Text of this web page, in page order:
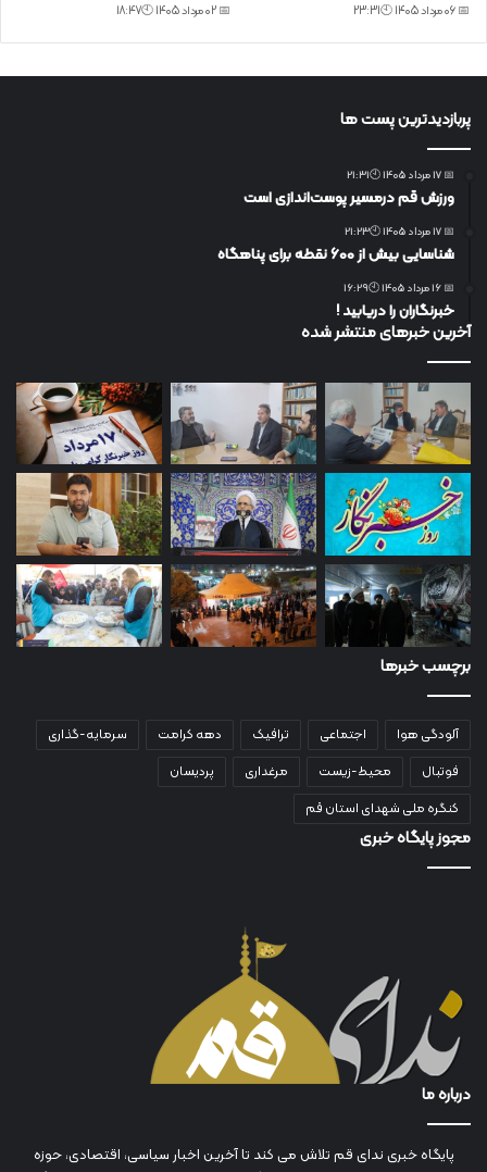
📅 06 مرداد 1405 🕙23:31 📅 02 مرداد 1405 🕙18:47
پربازدیدترین پست ها
📅 17 مرداد 1405 🕙21:31
ورزش قم درمسیر پوست‌اندازی است
📅 17 مرداد 1405 🕙21:23
شناسایی بیش از ۶۰۰ نقطه برای پناهگاه
📅 16 مرداد 1405 🕙16:29
خبرنگاران را دریابید !
آخرین خبرهای منتشر شده
برچسب خبرها
آلودگی هوا اجتماعی ترافیک دهه کرامت
سرمایه-گذاری
فوتبال
محیط-زیست مرغداری
پردیسان
کنگره ملی شهدای استان قم
مجوز پایگاه خبری
درباره ما
پایگاه خبری ندای قم تلاش می کند تا آخرین اخبار سیاسی، اقتصادی، حوزه